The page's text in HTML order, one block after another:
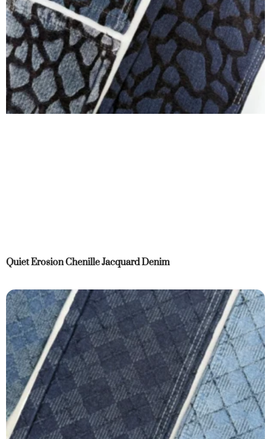
Quiet Erosion Chenille Jacquard Denim